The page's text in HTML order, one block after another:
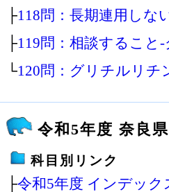
├118問：長期連用しな
├119問：相談すること
└120問：グリチルリチ
令和5年度 奈良県
科目別リンク
├令和5年度 インデック